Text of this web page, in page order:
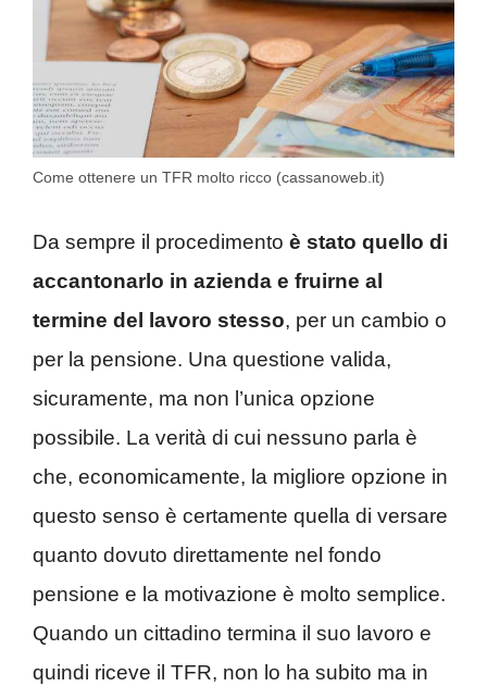
Come ottenere un TFR molto ricco (cassanoweb.it)
Da sempre il procedimento è stato quello di
accantonarlo in azienda e fruirne al
termine del lavoro stesso, per un cambio o
per la pensione. Una questione valida,
sicuramente, ma non l’unica opzione
possibile. La verità di cui nessuno parla è
che, economicamente, la migliore opzione in
questo senso è certamente quella di versare
quanto dovuto direttamente nel fondo
pensione e la motivazione è molto semplice.
Quando un cittadino termina il suo lavoro e
quindi riceve il TFR, non lo ha subito ma in